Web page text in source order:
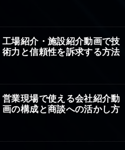
工場紹介・施設紹介動画で技
術力と信頼性を訴求する方法
営業現場で使える会社紹介動
画の構成と商談への活かし方